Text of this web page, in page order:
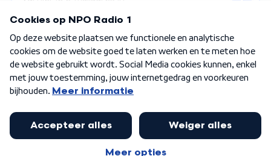
Algemene voorwaarden